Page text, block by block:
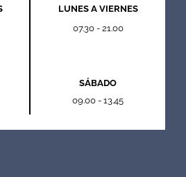
LUNES A VIERNES
07.30 - 21.00
SÁBADO
09.00 - 13.45